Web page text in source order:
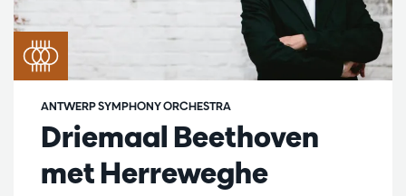
Driemaal Beethoven
met Herreweghe
ANTWERP SYMPHONY ORCHESTRA